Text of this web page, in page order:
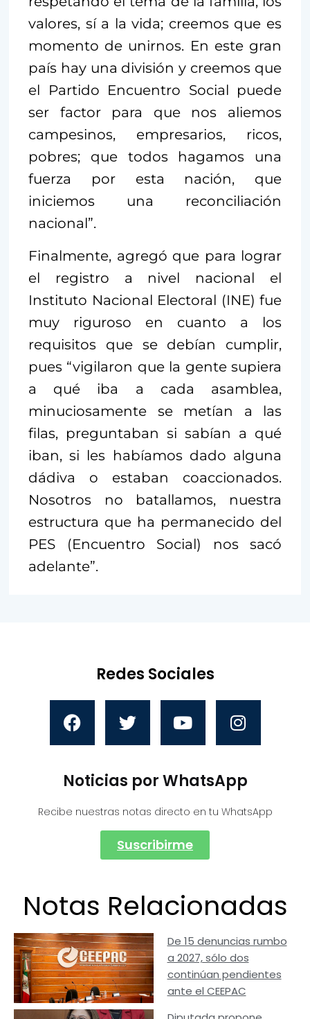
valores, sí a la vida; creemos que es
momento de unirnos. En este gran
país hay una división y creemos que
el Partido Encuentro Social puede
ser factor para que nos aliemos
campesinos, empresarios, ricos,
pobres; que todos hagamos una
fuerza por esta nación, que
iniciemos una reconciliación
nacional”.
Finalmente, agregó que para lograr
el registro a nivel nacional el
Instituto Nacional Electoral (INE) fue
muy riguroso en cuanto a los
requisitos que se debían cumplir,
pues “vigilaron que la gente supiera
a qué iba a cada asamblea,
minuciosamente se metían a las
filas, preguntaban si sabían a qué
iban, si les habíamos dado alguna
dádiva o estaban coaccionados.
Nosotros no batallamos, nuestra
estructura que ha permanecido del
PES (Encuentro Social) nos sacó
adelante”.
Redes Sociales
Noticias por WhatsApp
Recibe nuestras notas directo en tu WhatsApp
Suscribirme
Notas Relacionadas
De 15 denuncias rumbo
a 2027, sólo dos
continúan pendientes
ante el CEEPAC